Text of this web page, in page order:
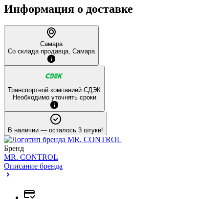
Информация о доставке
Самара
Со склада продавца, Самара
Транспортной компанией СДЭК
Необходимо уточнять сроки
В наличии — осталось 3 штуки!
Бренд
MR. CONTROL
Описание бренда